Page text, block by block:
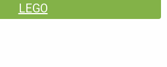
LEGO